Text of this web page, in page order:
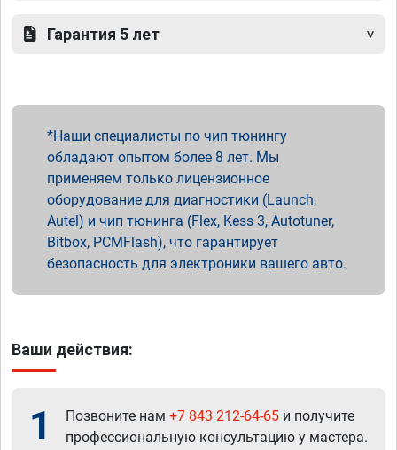
Гарантия 5 лет
Наши специалисты по чип тюнингу
обладают опытом более 8 лет. Мы
применяем только лицензионное
оборудование для диагностики (Launch,
Autel) и чип тюнинга (Flex, Kess 3, Autotuner,
Bitbox, PCMFlash), что гарантирует
безопасность для электроники вашего авто.
Ваши действия:
1 Позвоните нам +7 843 212-64-65 и получите
профессиональную консультацию у мастера.